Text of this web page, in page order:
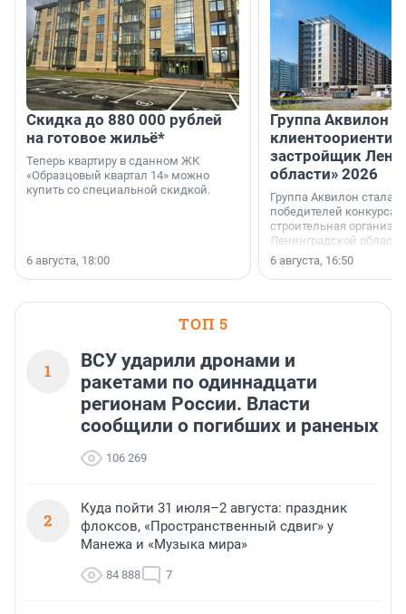
Скидка до 880 000 рублей
на готовое жильё*
Теперь квартиру в сданном ЖК
«Образцовый квартал 14» можно
купить со специальной скидкой.
6 августа, 18:00
Группа Аквилон
застройщик
области» 2026
Группа Аквилон стала
победителей конкурса
строительная
Ленинградской области
номинации «Самый
застройщик
области».
6 августа, 16:50
ТОП 5
1
ВСУ ударили дронами и
ракетами по одиннадцати
регионам России. Власти
сообщили о погибших и раненых
106 269
2
Куда пойти 31 июля–2 августа: праздник
флоксов, «Пространственный сдвиг» у
Манежа и «Музыка мира»
84 888 7